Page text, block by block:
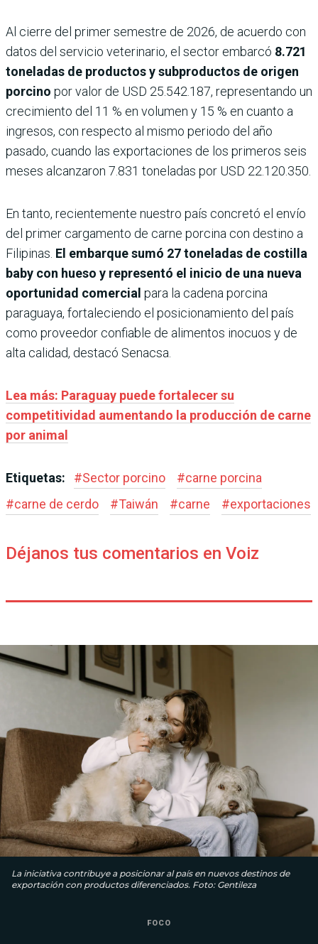
Al cierre del primer semestre de 2026, de acuerdo con
datos del servicio veterinario, el sector embarcó 8.721
toneladas de productos y subproductos de origen
porcino por valor de USD 25.542.187, representando un
crecimiento del 11 % en volumen y 15 % en cuanto a
ingresos, con respecto al mismo periodo del año
pasado, cuando las exportaciones de los primeros seis
meses alcanzaron 7.831 toneladas por USD 22.120.350.
En tanto, recientemente nuestro país concretó el envío
del primer cargamento de carne porcina con destino a
Filipinas. El embarque sumó 27 toneladas de costilla
baby con hueso y representó el inicio de una nueva
oportunidad comercial para la cadena porcina
paraguaya, fortaleciendo el posicionamiento del país
como proveedor confiable de alimentos inocuos y de
alta calidad, destacó Senacsa.
Lea más: Paraguay puede fortalecer su
competitividad aumentando la producción de carne
por animal
Etiquetas: #Sector porcino #carne porcina
#carne de cerdo #Taiwán #carne #exportaciones
Déjanos tus comentarios en Voiz
La iniciativa contribuye a posicionar al país en nuevos destinos de
exportación con productos diferenciados. Foto: Gentileza
FOCO